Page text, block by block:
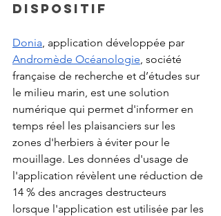
dispositif
Donia, application développée par
Andromède Océanologie, société
française de recherche et d’études sur
le milieu marin, est une solution
numérique qui permet d'informer en
temps réel les plaisanciers sur les
zones d'herbiers à éviter pour le
mouillage. Les données d'usage de
l'application révèlent une réduction de
14 % des ancrages destructeurs
lorsque l'application est utilisée par les